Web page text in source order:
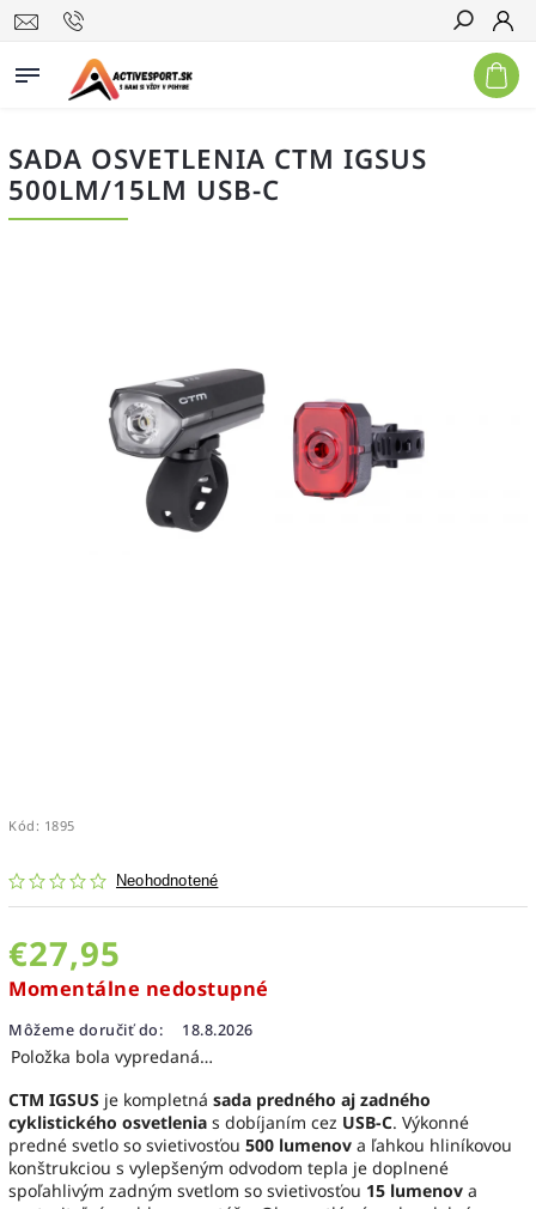
Hľadať
SADA OSVETLENIA CTM IGSUS
500LM/15LM USB-C
Kód: 1895
Neohodnotené
€27,95
Momentálne nedostupné
Môžeme doručiť do: 18.8.2026
Položka bola vypredaná…
CTM IGSUS je kompletná sada predného aj zadného
cyklistického osvetlenia s dobíjaním cez USB-C. Výkonné
predné svetlo so svietivosťou 500 lumenov a ľahkou hliníkovou
konštrukciou s vylepšeným odvodom tepla je doplnené
spoľahlivým zadným svetlom so svietivosťou 15 lumenov a